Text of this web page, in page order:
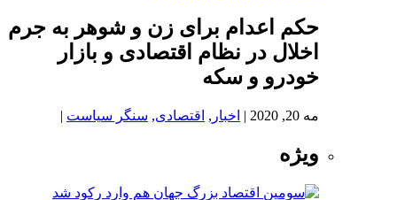
حکم اعدام برای زن و شوهر به جرم
اخلال در نظام اقتصادی و بازار
خودرو و سکه
مه 20, 2020 | اخبار , اقتصادی, سنگر سیاست |
ویژه